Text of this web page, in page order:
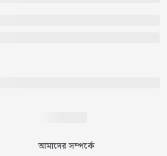
আমাদের সম্পর্কে